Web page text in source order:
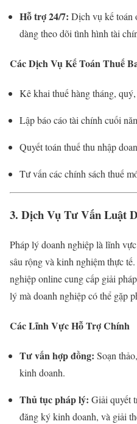
Hỗ trợ 24/7: Dịch vụ kế toán
dàng theo dõi tình hình tài
Các Dịch Vụ Kế Toán Thuế
Kê khai thuế hàng tháng,
Lập báo cáo tài chính cuối
Quyết toán thuế thu nhập
Tư vấn các chính sách thuế
3. Dịch Vụ Tư Vấn Luật
Pháp lý doanh nghiệp là lĩnh
sâu rộng và kinh nghiệm thực
nghiệp online cung cấp giải
lý mà doanh nghiệp có thể gặp
Các Lĩnh Vực Hỗ Trợ Chính
Tư vấn hợp đồng: Soạn
kinh doanh.
Thủ tục pháp lý: Giải quyết
đăng ký kinh doanh, và giải